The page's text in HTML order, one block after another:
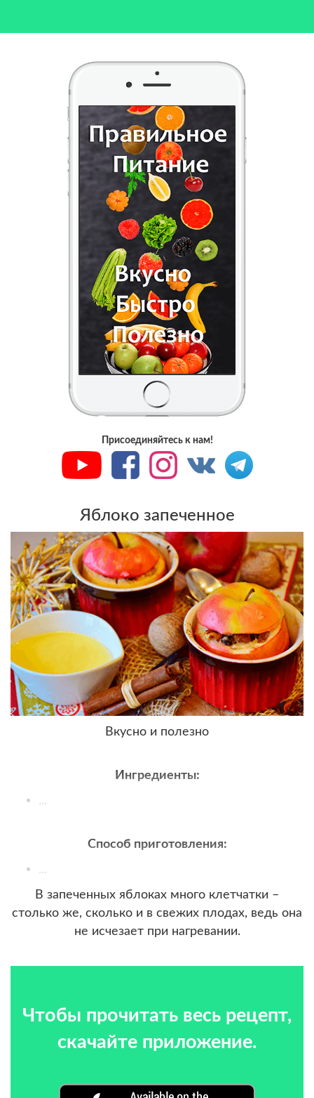
Присоединяйтесь к нам!
Яблоко запеченное
Вкусно и полезно
Ингредиенты:
...
Способ приготовления:
...
В запеченных яблоках много клетчатки –
столько же, сколько и в свежих плодах, ведь она
не исчезает при нагревании.
Чтобы прочитать весь рецепт,
скачайте приложение.